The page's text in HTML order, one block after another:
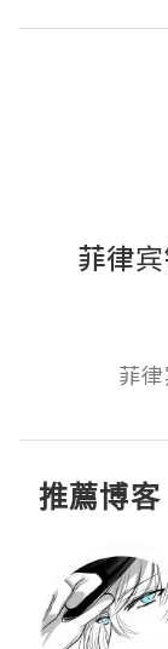
菲律
菲
推薦博客